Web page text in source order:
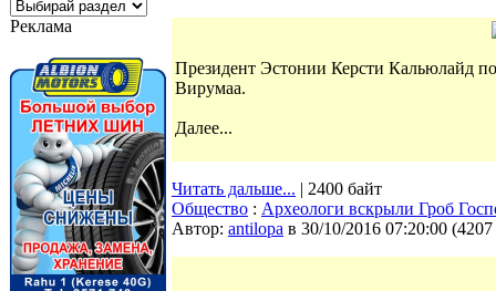
Реклама
Президент Эстонии Керсти Кальюлайд
Вирумаа.
Далее...
Читать дальше... | 2400 байт
Общество : Археологи вскрыли Гроб
Автор: antilopa в 30/10/2016 07:20:00 (